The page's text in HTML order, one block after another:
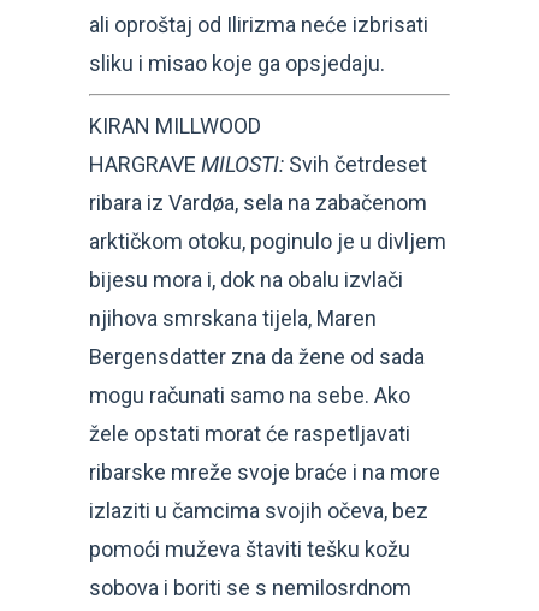
ali oproštaj od Ilirizma neće izbrisati
sliku i misao koje ga opsjedaju.
KIRAN MILLWOOD
HARGRAVE MILOSTI: Svih četrdeset
ribara iz Vardøa, sela na zabačenom
arktičkom otoku, poginulo je u divljem
bijesu mora i, dok na obalu izvlači
njihova smrskana tijela, Maren
Bergensdatter zna da žene od sada
mogu računati samo na sebe. Ako
žele opstati morat će raspetljavati
ribarske mreže svoje braće i na more
izlaziti u čamcima svojih očeva, bez
pomoći muževa štaviti tešku kožu
sobova i boriti se s nemilosrdnom